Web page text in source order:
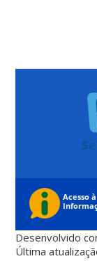
Desenvolvido
Última